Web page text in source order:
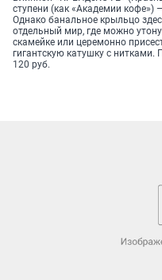
ступени (как «Академии кофе»)
Однако банальное крыльцо
отдельный мир, где можно
скамейке или церемонно
гигантскую катушку с нитками.
120 руб.